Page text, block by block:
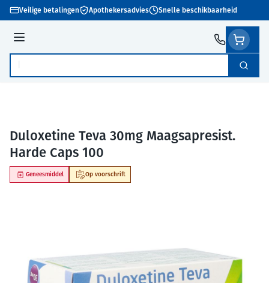
Ga naar de inhoud
Veilige betalingen Apothekersadvies Snelle beschikbaarheid
Menu
Product, merk, categorie... Zoek
Duloxetine Teva 30mg Maagsapresist.
Harde Caps 100
Op voorschrift
Geneesmiddel